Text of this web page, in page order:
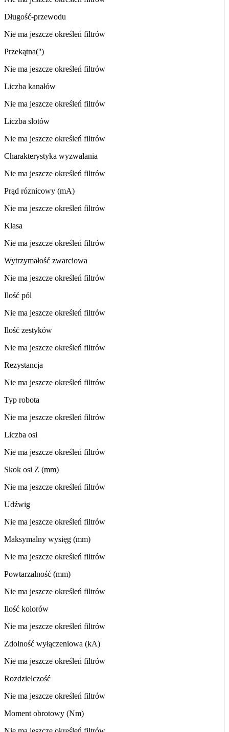
Długość-przewodu
Nie ma jeszcze określeń filtrów
Przekątna('')
Nie ma jeszcze określeń filtrów
Liczba kanałów
Nie ma jeszcze określeń filtrów
Liczba slotów
Nie ma jeszcze określeń filtrów
Charakterystyka wyzwalania
Nie ma jeszcze określeń filtrów
Prąd róznicowy (mA)
Nie ma jeszcze określeń filtrów
Klasa
Nie ma jeszcze określeń filtrów
Wytrzymałość zwarciowa
Nie ma jeszcze określeń filtrów
Ilość pól
Nie ma jeszcze określeń filtrów
Ilość zestyków
Nie ma jeszcze określeń filtrów
Rezystancja
Nie ma jeszcze określeń filtrów
Typ robota
Nie ma jeszcze określeń filtrów
Liczba osi
Nie ma jeszcze określeń filtrów
Skok osi Z (mm)
Nie ma jeszcze określeń filtrów
Udźwig
Nie ma jeszcze określeń filtrów
Maksymalny wysięg (mm)
Nie ma jeszcze określeń filtrów
Powtarzalność (mm)
Nie ma jeszcze określeń filtrów
Ilość kolorów
Nie ma jeszcze określeń filtrów
Zdolność wyłączeniowa (kA)
Nie ma jeszcze określeń filtrów
Rozdzielczość
Nie ma jeszcze określeń filtrów
Moment obrotowy (Nm)